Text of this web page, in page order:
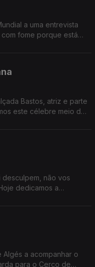
a uma entrevista
fome porque está
Bastos, atriz e parte
este célebre meio de
desculpem, não vos
dedicamos a
Algés a acompanhar o
para o Cerco de